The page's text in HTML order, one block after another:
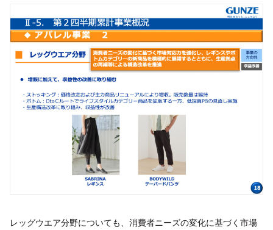
レッグウエア分野についても、消費者ニーズの変化に基づく市場